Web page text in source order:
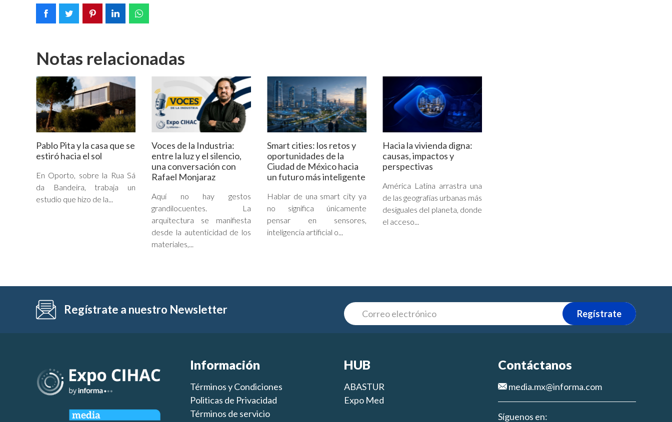
Notas relacionadas
Pablo Pita y la casa que se
estiró hacia el sol
En Oporto, sobre la Rua Sá
da Bandeira, trabaja un
estudio que hizo de la...
Voces de la Industria:
entre la luz y el silencio,
una conversación con
Rafael Monjaraz
Aquí no hay gestos
grandilocuentes. La
arquitectura se manifiesta
desde la autenticidad de los
materiales,...
Smart cities: los retos y
oportunidades de la
Ciudad de México hacia
un futuro más inteligente
Hablar de una smart city ya
no significa únicamente
pensar en sensores,
inteligencia artificial o...
Hacia la vivienda digna:
causas, impactos y
perspectivas
América Latina arrastra una
de las geografías urbanas más
desiguales del planeta, donde
el acceso...
Regístrate a nuestro Newsletter Regístrate
Información
Términos y Condiciones
Politicas de Privacidad
Términos de servicio
HUB
ABASTUR
Expo Med
Contáctanos
media.mx@informa.com
Síguenos en: